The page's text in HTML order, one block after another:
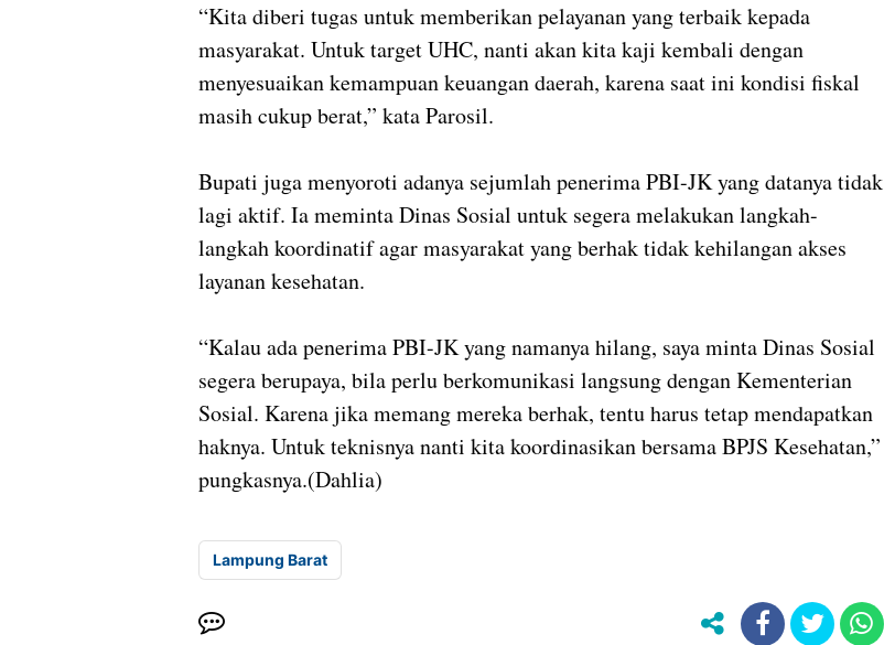
“Kita diberi tugas untuk memberikan pelayanan yang terbaik kepada
masyarakat. Untuk target UHC, nanti akan kita kaji kembali dengan
menyesuaikan kemampuan keuangan daerah, karena saat ini kondisi fiskal
masih cukup berat,” kata Parosil.
Bupati juga menyoroti adanya sejumlah penerima PBI-JK yang datanya tidak
lagi aktif. Ia meminta Dinas Sosial untuk segera melakukan langkah-
langkah koordinatif agar masyarakat yang berhak tidak kehilangan akses
layanan kesehatan.
“Kalau ada penerima PBI-JK yang namanya hilang, saya minta Dinas Sosial
segera berupaya, bila perlu berkomunikasi langsung dengan Kementerian
Sosial. Karena jika memang mereka berhak, tentu harus tetap mendapatkan
haknya. Untuk teknisnya nanti kita koordinasikan bersama BPJS Kesehatan,”
pungkasnya.(Dahlia)
Lampung Barat